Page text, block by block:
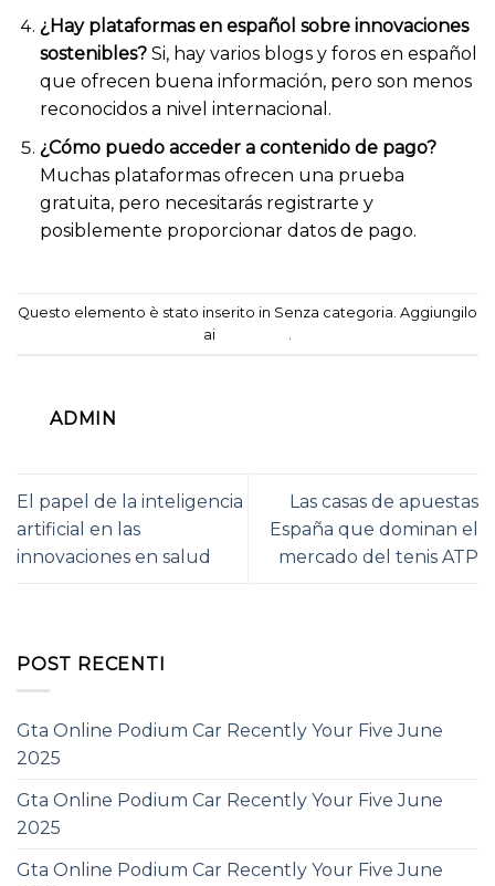
¿Hay plataformas en español sobre innovaciones
sostenibles?Si, hay varios blogs y foros en español
que ofrecen buena información, pero son menos
reconocidos a nivel internacional.
¿Cómo puedo acceder a contenido de pago?
Muchas plataformas ofrecen una prueba
gratuita, pero necesitarás registrarte y
posiblemente proporcionar datos de pago.
Questo elemento è stato inserito in Senza categoria. Aggiungilo
ai
ADMIN
El papel de la inteligencia
artificial en las
innovaciones en salud
Las casas de apuestas
España que dominan el
mercado del tenis ATP
POST RECENTI
Gta Online Podium Car Recently Your Five June
2025
Gta Online Podium Car Recently Your Five June
2025
Gta Online Podium Car Recently Your Five June